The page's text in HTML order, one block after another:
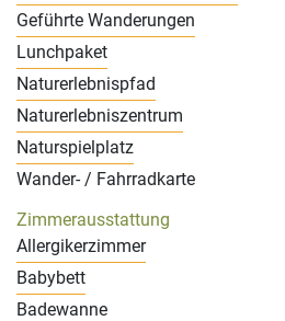
Geführte Wanderungen
Lunchpaket
Naturerlebnispfad
Naturerlebniszentrum
Naturspielplatz
Wander- / Fahrradkarte
Zimmerausstattung
Allergikerzimmer
Babybett
Badewanne